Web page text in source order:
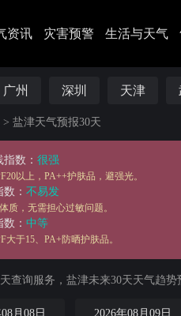
资讯 灾害预警 生活与天气
广州 深圳 天津
> 盐津天气预报30天
数： 很强
以上，PA++护肤品，避强光。
： 不易发
质，无需担心过敏问题。
： 中等
大于15、PA+防晒护肤品。
查询服务，盐津未来30天天气趋势
月08日
2026年08月09日